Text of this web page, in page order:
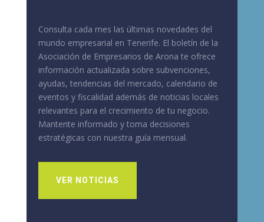
Consulta cada mes las últimas novedades del
mundo empresarial en Tenerife. El boletín de la
Asociación de Empresarios de Arona te ofrece
información actualizada sobre subvenciones,
ayudas, tendencias del mercado, calendario de
eventos y fiscalidad además de noticias locales
relevantes para el crecimiento de tu negocio.
Mantente informado y toma decisiones
estratégicas con nuestra guía mensual.
VER NOTICIAS